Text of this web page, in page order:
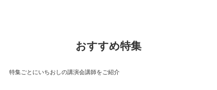
おすすめ特集
特集ごとにいちおしの講演会講師をご紹介